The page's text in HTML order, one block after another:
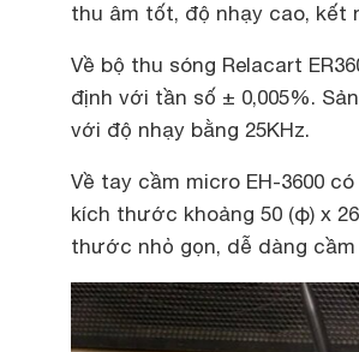
thu âm tốt, độ nhạy cao, kết
Về bộ thu sóng Relacart
định với tần số ± 0,005%.
với độ nhạy bằng 25KHz.
Về tay cầm micro EH-3600
kích thước khoảng 50 (φ) x
thước nhỏ gọn, dễ dàng